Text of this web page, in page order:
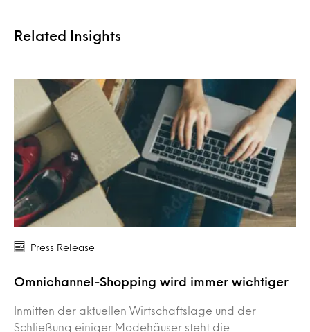
Related Insights
Press Release
Omnichannel-Shopping wird immer wichtiger
Inmitten der aktuellen Wirtschaftslage und der
Schließung einiger Modehäuser steht die